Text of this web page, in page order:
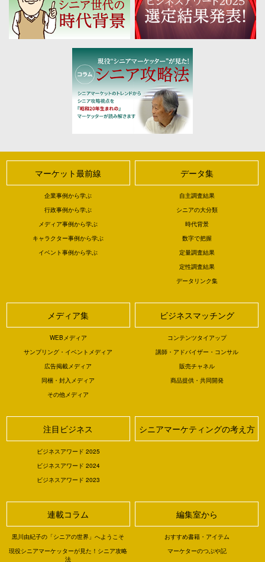
マーケット最前線
企業事例から学ぶ
行政事例から学ぶ
メディア事例から学ぶ
キャラクター事例から学ぶ
イベント事例から学ぶ
データ集
自主調査結果
シニアの大分類
時代背景
数字で把握
定量調査結果
定性調査結果
データリンク集
メディア集
WEBメディア
サンプリング・イベントメディア
広告掲載メディア
同梱・封入メディア
その他メディア
ビジネスマッチング
コンテンツタイアップ
講師・アドバイザー・コンサル
販売チャネル
商品提供・共同開発
注目ビジネス
ビジネスアワード 2025
ビジネスアワード 2024
ビジネスアワード 2023
シニアマーケティングの考え方
連載コラム
黒川由紀子の「シニアの世界」へようこそ
現役シニアマーケッターが見た！シニア攻略
法
編集室から
おすすめ書籍・アイテム
マーケターのつぶや記